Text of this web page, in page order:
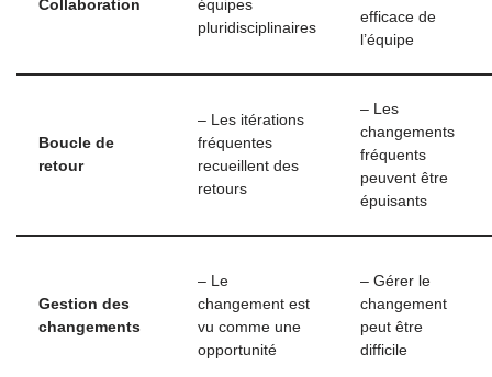
Collaboration
équipes
pluridisciplinaires
efficace de
l’équipe
Boucle de
retour
– Les itérations
fréquentes
recueillent des
retours
– Les
changements
fréquents
peuvent être
épuisants
Gestion des
changements
– Le
changement est
vu comme une
opportunité
– Gérer le
changement
peut être
difficile